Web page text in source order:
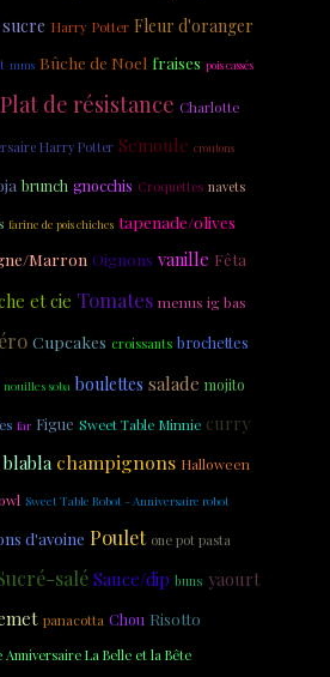
Harry Potter Fleur d'oranger
mms Bûche de Noel fraises pois cassés
Plat de résistance Charlotte
Harry Potter Semoule croutons
brunch gnocchis Croquettes navets
farine de pois chiches tapenade/olives
Marron Oignons vanille Fêta
et cie Tomates menus ig bas
Cupcakes croissants brochettes
nouilles soba boulettes salade mojito
far Figue Sweet Table Minnie curry
blabla champignons Halloween
Sweet Table Robot - Anniversaire robot
d'avoine Poulet one pot pasta
salé Sauce/dip buns yaourt
panacotta Chou Risotto
Anniversaire La Belle et la Bête